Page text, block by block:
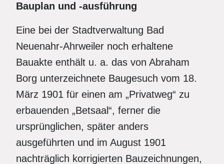
Bauplan und -ausführung
Eine bei der Stadtverwaltung Bad
Neuenahr-Ahrweiler noch erhaltene
Bauakte enthält u. a. das von Abraham
Borg unterzeichnete Baugesuch vom 18.
März 1901 für einen am „Privatweg“ zu
erbauenden „Betsaal“, ferner die
ursprünglichen, später anders
ausgeführten und im August 1901
nachträglich korrigierten Bauzeichnungen,